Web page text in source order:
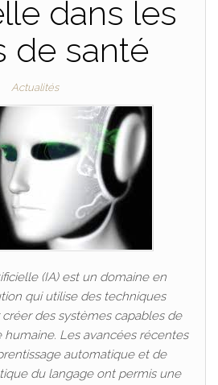
dans les
de santé
Actualités
(IA) est un domaine en
qui utilise des techniques
des systèmes capables de
humaine. Les avancées récentes
automatique et de
du langage ont permis une